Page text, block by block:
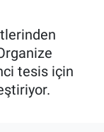
tesis için